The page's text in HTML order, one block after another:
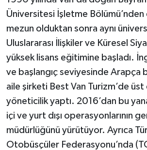
Üniversitesi İşletme
mezun olduktan sonra aynı
Uluslararası İlişkiler ve Küresel
yüksek lisans eğitimine başladı.
ve başlangıç seviyesinde Arapça
aile şirketi Best Van Turizm’de
yöneticilik yaptı. 2016’dan bu
içi ve yurt dışı operasyonlarının
müdürlüğünü yürütüyor. Ayrıca
Otobüsçüler Federasyonu’nda